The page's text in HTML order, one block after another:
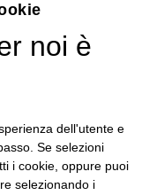
noi è
dell'utente e
Se selezioni
i cookie, oppure puoi
selezionando i